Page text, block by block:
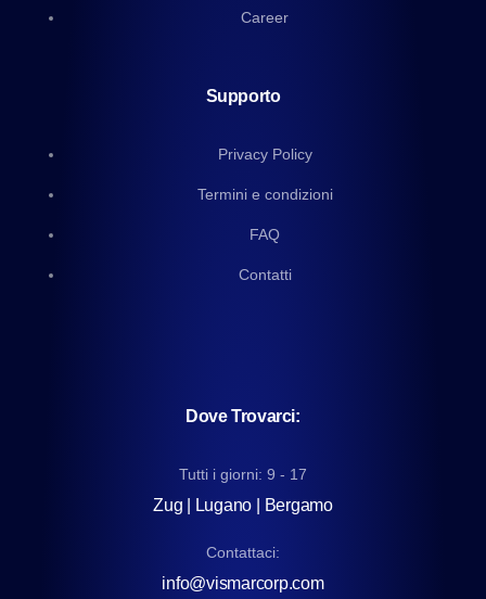
Career
Supporto
Privacy Policy
Termini e condizioni
FAQ
Contatti
Dove Trovarci:
Tutti i giorni: 9 - 17
Zug | Lugano | Bergamo
Contattaci:
info@vismarcorp.com